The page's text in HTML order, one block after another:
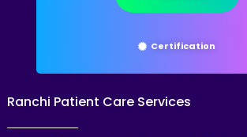
Certification
Ranchi Patient Care Services